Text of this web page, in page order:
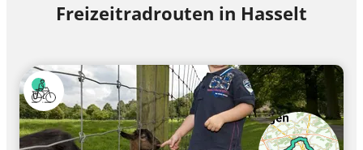
Freizeitradrouten in Hasselt